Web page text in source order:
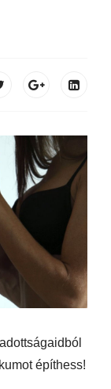
építhess!